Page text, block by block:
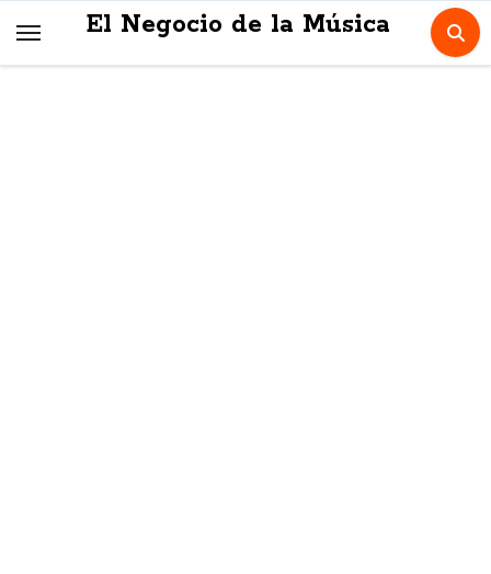
El Negocio de la Música